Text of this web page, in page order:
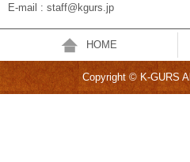
E-mail : staff@kgurs.jp
HOME
Copyright © K-GURS